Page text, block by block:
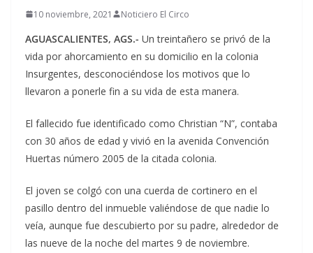
10 noviembre, 2021 Noticiero El Circo
AGUASCALIENTES, AGS.- Un treintañero se privó de la
vida por ahorcamiento en su domicilio en la colonia
Insurgentes, desconociéndose los motivos que lo
llevaron a ponerle fin a su vida de esta manera.
El fallecido fue identificado como Christian “N”, contaba
con 30 años de edad y vivió en la avenida Convención
Huertas número 2005 de la citada colonia.
El joven se colgó con una cuerda de cortinero en el
pasillo dentro del inmueble valiéndose de que nadie lo
veía, aunque fue descubierto por su padre, alrededor de
las nueve de la noche del martes 9 de noviembre.